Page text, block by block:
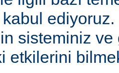
sisteminiz
etkilerini